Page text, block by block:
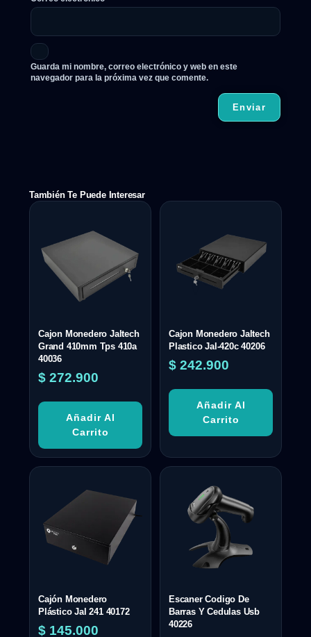
Guarda mi nombre, correo electrónico y web en este
navegador para la próxima vez que comente.
También Te Puede Interesar
Cajon Monedero Jaltech
Grand 410mm Tps 410a
40036
$ 272.900
Añadir Al
Carrito
Cajon Monedero Jaltech
Plastico Jal-420c 40206
$ 242.900
Añadir Al
Carrito
Cajón Monedero
Plástico Jal 241 40172
$ 145.000
Escaner Codigo De
Barras Y Cedulas Usb
40226